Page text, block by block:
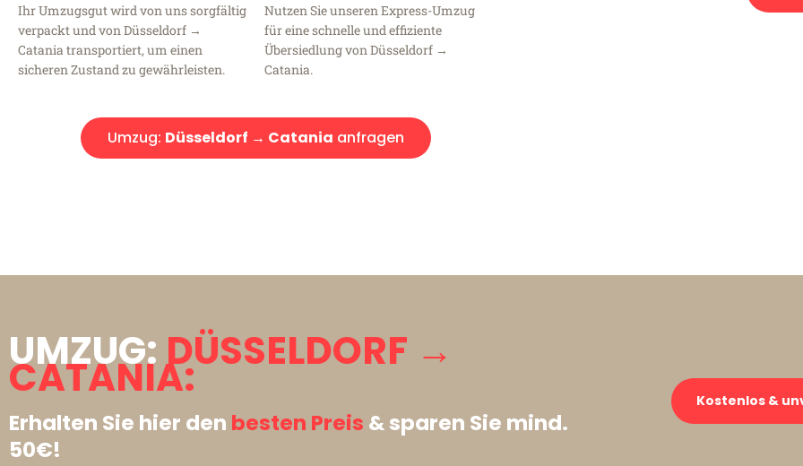
Ihr Umzugsgut wird von uns sorgfältig
verpackt und von Düsseldorf →
Catania transportiert, um einen
sicheren Zustand zu gewährleisten.
Nutzen Sie unseren Express-Umzug
für eine schnelle und effiziente
Übersiedlung von Düsseldorf →
Catania.
Umzug: Düsseldorf → Catania anfragen
UMZUG:DÜSSELDORF →
CATANIA:
Erhalten Sie hier den besten Preis & sparen Sie mind.
50€!
Kostenlos &